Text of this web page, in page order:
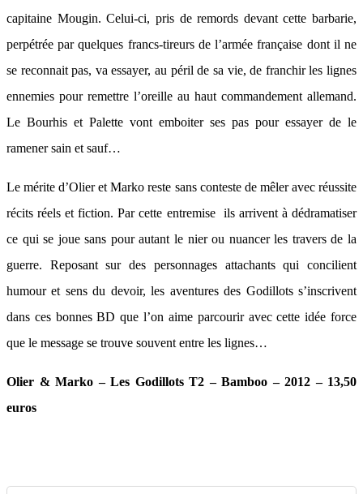
capitaine Mougin. Celui-ci, pris de remords devant cette barbarie,
perpétrée par quelques francs-tireurs de l’armée française dont il ne
se reconnait pas, va essayer, au péril de sa vie, de franchir les lignes
ennemies pour remettre l’oreille au haut commandement allemand.
Le Bourhis et Palette vont emboiter ses pas pour essayer de le
ramener sain et sauf…
Le mérite d’Olier et Marko reste sans conteste de mêler avec réussite
récits réels et fiction. Par cette entremise ils arrivent à dédramatiser
ce qui se joue sans pour autant le nier ou nuancer les travers de la
guerre. Reposant sur des personnages attachants qui concilient
humour et sens du devoir, les aventures des Godillots s’inscrivent
dans ces bonnes BD que l’on aime parcourir avec cette idée force
que le message se trouve souvent entre les lignes…
Olier & Marko – Les Godillots T2 – Bamboo – 2012 – 13,50
euros